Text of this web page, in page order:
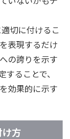
切に付けるこ
表現するだけ
の誇りを示す
ることで、
効果的に示す
方